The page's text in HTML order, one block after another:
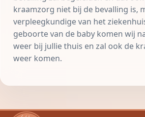
kraamzorg niet bij de bevalling is,
verpleegkundige van het
geboorte van de baby komen wij
weer bij jullie thuis en zal ook de
weer komen.